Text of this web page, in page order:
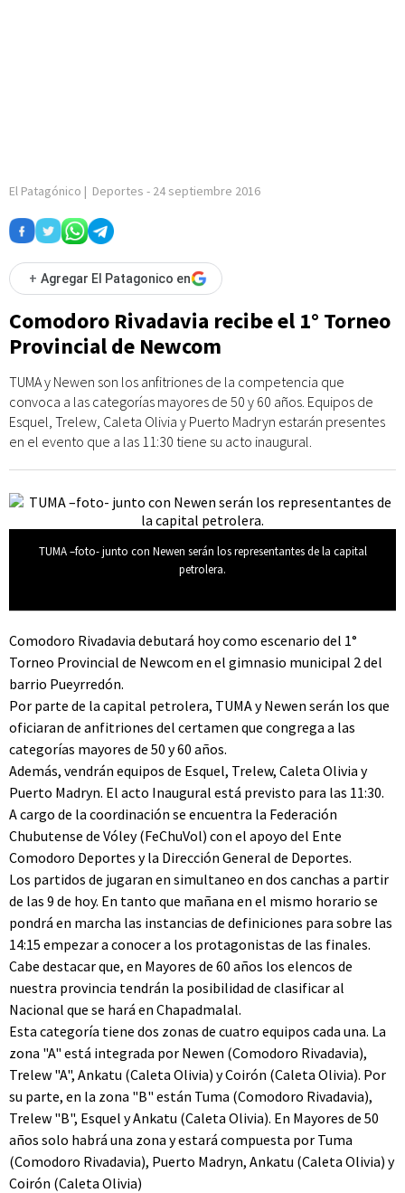
El Patagónico | Deportes - 24 septiembre 2016
+ Agregar El Patagonico en
Comodoro Rivadavia recibe el 1° Torneo
Provincial de Newcom
TUMA y Newen son los anfitriones de la competencia que
convoca a las categorías mayores de 50 y 60 años. Equipos de
Esquel, Trelew, Caleta Olivia y Puerto Madryn estarán presentes
en el evento que a las 11:30 tiene su acto inaugural.
TUMA –foto- junto con Newen serán los representantes de la capital
petrolera.
Comodoro Rivadavia debutará hoy como escenario del 1°
Torneo Provincial de Newcom en el gimnasio municipal 2 del
barrio Pueyrredón.
Por parte de la capital petrolera, TUMA y Newen serán los que
oficiaran de anfitriones del certamen que congrega a las
categorías mayores de 50 y 60 años.
Además, vendrán equipos de Esquel, Trelew, Caleta Olivia y
Puerto Madryn. El acto Inaugural está previsto para las 11:30.
A cargo de la coordinación se encuentra la Federación
Chubutense de Vóley (FeChuVol) con el apoyo del Ente
Comodoro Deportes y la Dirección General de Deportes.
Los partidos de jugaran en simultaneo en dos canchas a partir
de las 9 de hoy. En tanto que mañana en el mismo horario se
pondrá en marcha las instancias de definiciones para sobre las
14:15 empezar a conocer a los protagonistas de las finales.
Cabe destacar que, en Mayores de 60 años los elencos de
nuestra provincia tendrán la posibilidad de clasificar al
Nacional que se hará en Chapadmalal.
Esta categoría tiene dos zonas de cuatro equipos cada una. La
zona "A" está integrada por Newen (Comodoro Rivadavia),
Trelew "A", Ankatu (Caleta Olivia) y Coirón (Caleta Olivia). Por
su parte, en la zona "B" están Tuma (Comodoro Rivadavia),
Trelew "B", Esquel y Ankatu (Caleta Olivia). En Mayores de 50
años solo habrá una zona y estará compuesta por Tuma
(Comodoro Rivadavia), Puerto Madryn, Ankatu (Caleta Olivia) y
Coirón (Caleta Olivia)